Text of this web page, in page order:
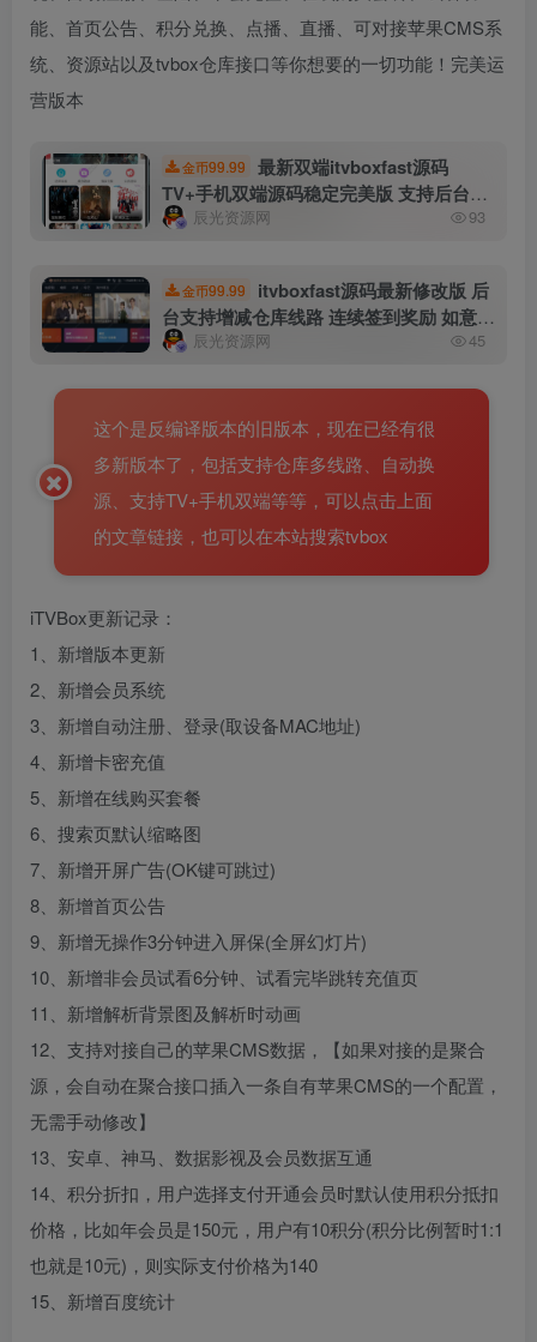
能、首页公告、积分兑换、点播、直播、可对接苹果CMS系
统、资源站以及tvbox仓库接口等你想要的一切功能！完美运
营版本
金币99.99
最新双端itvboxfast源码
TV+手机双端源码稳定完美版 支持后台增
删仓库线路 itvbox影视仓二开会员如意版
辰光资源网 93
金币99.99
itvboxfast源码最新修改版 后
台支持增减仓库线路 连续签到奖励 如意版
影视APP源码
辰光资源网 45
这个是反编译版本的旧版本，现在已经有很
多新版本了，包括支持仓库多线路、自动换
源、支持TV+手机双端等等，可以点击上面
的文章链接，也可以在本站搜索tvbox
iTVBox更新记录：
1、新增版本更新
2、新增会员系统
3、新增自动注册、登录(取设备MAC地址)
4、新增卡密充值
5、新增在线购买套餐
6、搜索页默认缩略图
7、新增开屏广告(OK键可跳过)
8、新增首页公告
9、新增无操作3分钟进入屏保(全屏幻灯片)
10、新增非会员试看6分钟、试看完毕跳转充值页
11、新增解析背景图及解析时动画
12、支持对接自己的苹果CMS数据，【如果对接的是聚合
源，会自动在聚合接口插入一条自有苹果CMS的一个配置，
无需手动修改】
13、安卓、神马、数据影视及会员数据互通
14、积分折扣，用户选择支付开通会员时默认使用积分抵扣
价格，比如年会员是150元，用户有10积分(积分比例暂时1:1
也就是10元)，则实际支付价格为140
15、新增百度统计